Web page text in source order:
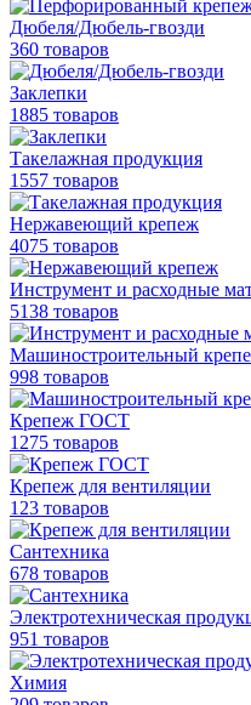
Дюбеля/Дюбель-гвозди
360 товаров
Заклепки
1885 товаров
Такелажная продукция
1557 товаров
Нержавеющий крепеж
4075 товаров
Инструмент и расходные
5138 товаров
Машиностроительный
998 товаров
Крепеж ГОСТ
1275 товаров
Крепеж для вентиляции
123 товаров
Сантехника
678 товаров
Электротехническая
951 товаров
Химия